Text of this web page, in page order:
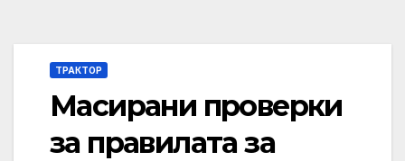
ТРАКТОР
Масирани проверки
за правилата за